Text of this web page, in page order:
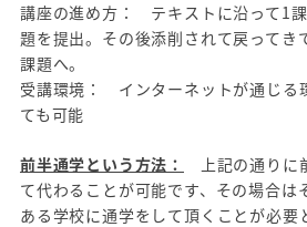
講座の進め方： テキストに沿って1
題を提出。その後添削されて戻ってき
課題へ。
受講環境： インターネットが通じる
ても可能
前半通学という方法：
上記の通りに
て代わることが可能です、その場合は
ある学校に通学をして頂くことが必要